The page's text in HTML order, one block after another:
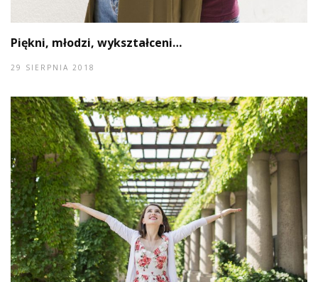
Piękni, młodzi, wykształceni…
29 SIERPNIA 2018